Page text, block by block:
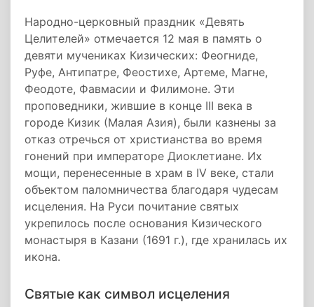
Народно-церковный праздник «Девять
Целителей» отмечается 12 мая в память о
девяти мучениках Кизических: Феогниде,
Руфе, Антипатре, Феостихе, Артеме, Магне,
Феодоте, Фавмасии и Филимоне. Эти
проповедники, жившие в конце III века в
городе Кизик (Малая Азия), были казнены за
отказ отречься от христианства во время
гонений при императоре Диоклетиане. Их
мощи, перенесенные в храм в IV веке, стали
объектом паломничества благодаря чудесам
исцеления. На Руси почитание святых
укрепилось после основания Кизического
монастыря в Казани (1691 г.), где хранилась их
икона.
Святые как символ исцеления